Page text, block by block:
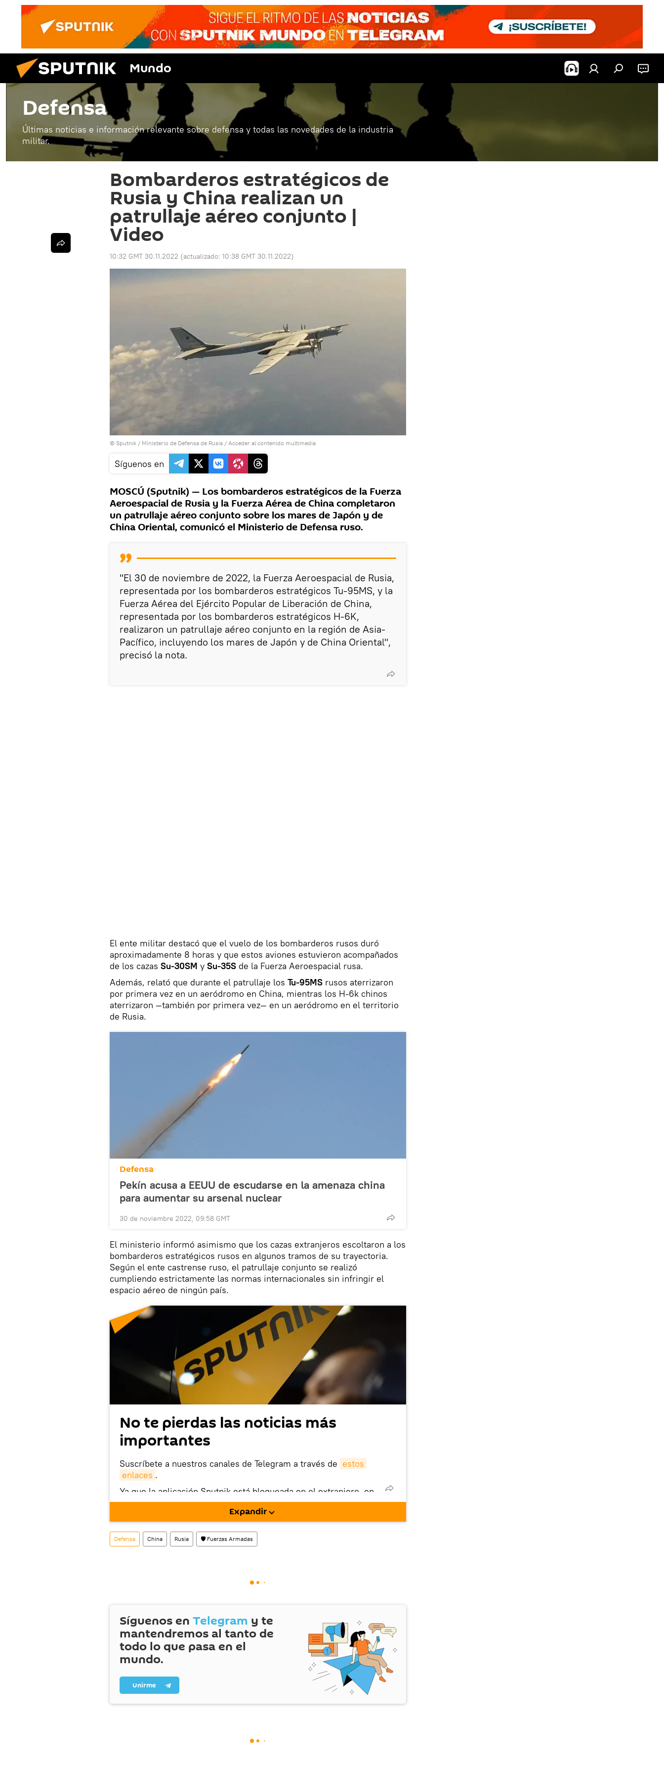
Mundo
Defensa
Últimas noticias e información relevante sobre defensa y todas las novedades de la industria
militar.
Bombarderos estratégicos de
Rusia y China realizan un
patrullaje aéreo conjunto |
Video
10:32 GMT 30.11.2022 (actualizado: 10:38 GMT 30.11.2022)
© Sputnik / Ministerio de Defensa de Rusia / Acceder al contenido multimedia
Síguenos en
MOSCÚ (Sputnik) — Los bombarderos estratégicos de la Fuerza
Aeroespacial de Rusia y la Fuerza Aérea de China completaron
un patrullaje aéreo conjunto sobre los mares de Japón y de
China Oriental, comunicó el Ministerio de Defensa ruso.
"El 30 de noviembre de 2022, la Fuerza Aeroespacial de Rusia,
representada por los bombarderos estratégicos Tu-95MS, y la
Fuerza Aérea del Ejército Popular de Liberación de China,
representada por los bombarderos estratégicos H-6K,
realizaron un patrullaje aéreo conjunto en la región de Asia-
Pacífico, incluyendo los mares de Japón y de China Oriental",
precisó la nota.
El ente militar destacó que el vuelo de los bombarderos rusos duró
aproximadamente 8 horas y que estos aviones estuvieron acompañados
de los cazas Su-30SM y Su-35S de la Fuerza Aeroespacial rusa.
Además, relató que durante el patrullaje los Tu-95MS rusos aterrizaron
por primera vez en un aeródromo en China, mientras los H-6k chinos
aterrizaron —también por primera vez— en un aeródromo en el territorio
de Rusia.
Defensa
Pekín acusa a EEUU de escudarse en la amenaza china
para aumentar su arsenal nuclear
30 de noviembre 2022, 09:58 GMT
El ministerio informó asimismo que los cazas extranjeros escoltaron a los
bombarderos estratégicos rusos en algunos tramos de su trayectoria.
Según el ente castrense ruso, el patrullaje conjunto se realizó
cumpliendo estrictamente las normas internacionales sin infringir el
espacio aéreo de ningún país.
No te pierdas las noticias más
importantes
Suscríbete a nuestros canales de Telegram a través de estos
enlaces .
Ya que la aplicación Sputnik está bloqueada en el extranjero, en
este enlace puedes descargarla e instalarla en tu dispositivo
También tenemos una cuenta en la red social rusa VK
Expandir
Defensa China Rusia 🛡️ Fuerzas Armadas
Síguenos en Telegram y te
mantendremos al tanto de
todo lo que pasa en el
mundo.
Unirme